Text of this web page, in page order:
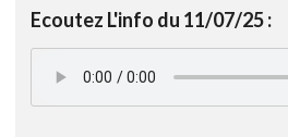
Ecoutez L'info du 11/07/25 :